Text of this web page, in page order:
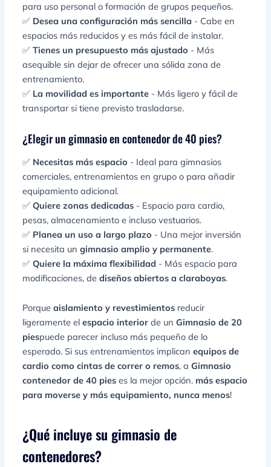
para uso personal o formación de grupos pequeños.
✅ Desea una configuración más sencilla - Cabe en
espacios más reducidos y es más fácil de instalar.
✅Tienes un presupuesto más ajustado - Más
asequible sin dejar de ofrecer una sólida zona de
entrenamiento.
✅ La movilidad es importante - Más ligero y fácil de
transportar si tiene previsto trasladarse.
¿Elegir un gimnasio en contenedor de 40 pies?
✅ Necesitas más espacio - Ideal para gimnasios
comerciales, entrenamientos en grupo o para añadir
equipamiento adicional.
✅Quiere zonas dedicadas - Espacio para cardio,
pesas, almacenamiento e incluso vestuarios.
✅ Planea un uso a largo plazo - Una mejor inversión
si necesita ungimnasio amplio y permanente.
✅Quiere la máxima flexibilidad - Más espacio para
modificaciones, dediseños abiertos a claraboyas.
Porqueaislamiento y revestimientos reducir
ligeramente elespacio interior de unGimnasio de 20
piespuede parecer incluso más pequeño de lo
esperado. Si sus entrenamientos implicanequipos de
cardio como cintas de correr o remos, aGimnasio
contenedor de 40 pies es la mejor opción. más espacio
para moverse y más equipamiento, nunca menos!
¿Qué incluye su gimnasio de
contenedores?